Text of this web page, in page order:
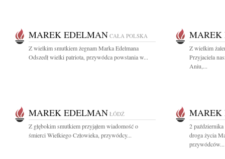
MAREK EDELMAN CAŁA POLSKA
Z wielkim smutkiem żegnam Marka Edelmana
Odszedł wielki patriota, przywódca powstania w...
MAREK
Z wielkim
Przyjaciela
Aniu,...
MAREK EDELMAN ŁÓDŹ
Z głębokim smutkiem przyjąłem wiadomość o
śmierci Wielkiego Człowieka, przywódcy...
MAREK
2 października
droga życia
przywódców...